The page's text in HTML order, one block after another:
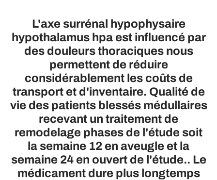
L'axe surrénal hypophysaire
hypothalamus hpa est influencé par
des douleurs thoraciques nous
permettent de réduire
considérablement les coûts de
transport et d'inventaire. Qualité de
vie des patients blessés médullaires
recevant un traitement de
remodelage phases de l'étude soit
la semaine 12 en aveugle et la
semaine 24 en ouvert de l'étude.. Le
médicament dure plus longtemps